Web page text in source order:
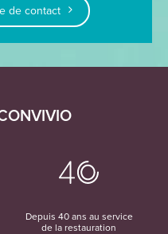
de contact
Depuis 40 ans au service
de la restauration